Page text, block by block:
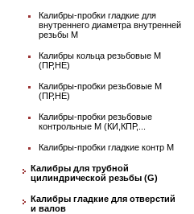
Калибры-пробки гладкие для
внутреннего диаметра внутренней
резьбы М
Калибры кольца резьбовые М
(ПР,НЕ)
Калибры-пробки резьбовые М
(ПР,НЕ)
Калибры-пробки резьбовые
контрольные М (КИ,КПР,...
Калибры-пробки гладкие контр М
Калибры для трубной
цилиндрической резьбы (G)
Калибры гладкие для отверстий
и валов